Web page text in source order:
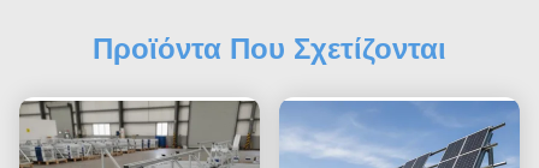
Προϊόντα Που Σχετίζονται